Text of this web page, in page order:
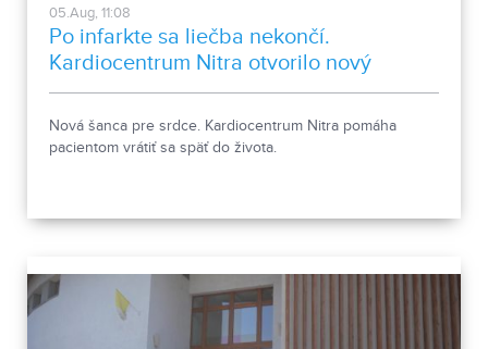
05.Aug, 11:08
Po infarkte sa liečba nekončí.
Kardiocentrum Nitra otvorilo nový
stacionár
Nová šanca pre srdce. Kardiocentrum Nitra pomáha
pacientom vrátiť sa späť do života.